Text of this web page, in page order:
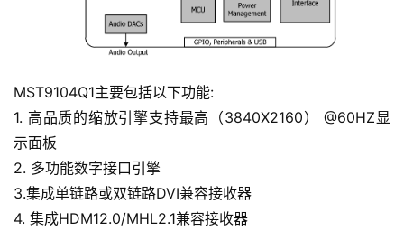
行
业
资
讯
MST9104Q1主要包括以下功能:
1. 高品质的缩放引擎支持最高（3840X2160） @60HZ显
示面板
2. 多功能数字接口引擎
3.集成单链路或双链路DVI兼容接收器
4. 集成HDM12.0/MHL2.1兼容接收器